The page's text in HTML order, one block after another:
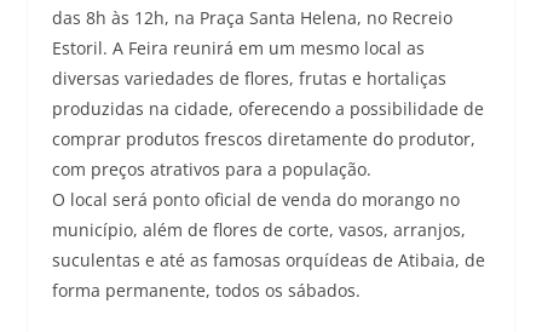
das 8h às 12h, na Praça Santa Helena, no Recreio
Estoril. A Feira reunirá em um mesmo local as
diversas variedades de flores, frutas e hortaliças
produzidas na cidade, oferecendo a possibilidade de
comprar produtos frescos diretamente do produtor,
com preços atrativos para a população.
O local será ponto oficial de venda do morango no
município, além de flores de corte, vasos, arranjos,
suculentas e até as famosas orquídeas de Atibaia, de
forma permanente, todos os sábados.